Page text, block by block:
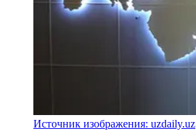
Источник изображения: uzdaily.uz